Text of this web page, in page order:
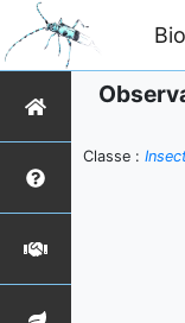
Classe :